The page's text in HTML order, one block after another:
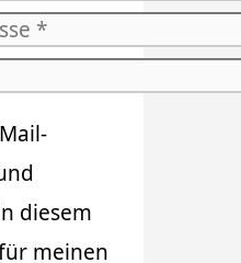
diesem
meinen